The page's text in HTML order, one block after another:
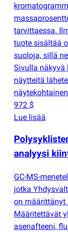
tarvittaessa.
tuote sisältää
suoloja, sillä
Sivulla näkyvä
näytteitä
972 $
Lue lisää
analyysi
GC-MS-
jotka
on määrittänyt
Määritettävät
asenafteeni,